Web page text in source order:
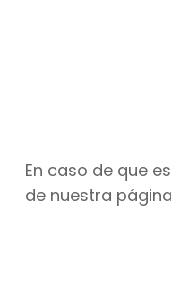
En caso de que
de nuestra